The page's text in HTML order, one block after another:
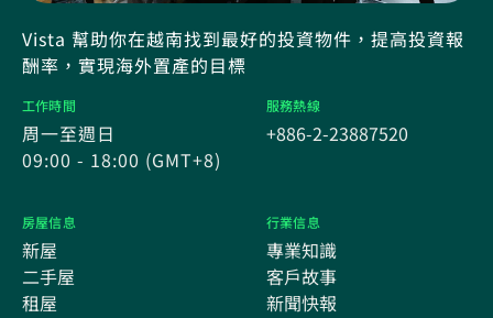
Vista 幫助你在越南找到最好的投資物件，提高投資報
酬率，實現海外置產的目標
工作時間
周一至週日
09:00 - 18:00 (GMT+8)
服務熱線
+886-2-23887520
房屋信息
新屋
二手屋
租屋
行業信息
專業知識
客戶故事
新聞快報